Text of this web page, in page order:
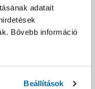
adatait
Bővebb információ
Beállítások
termék leírásában?